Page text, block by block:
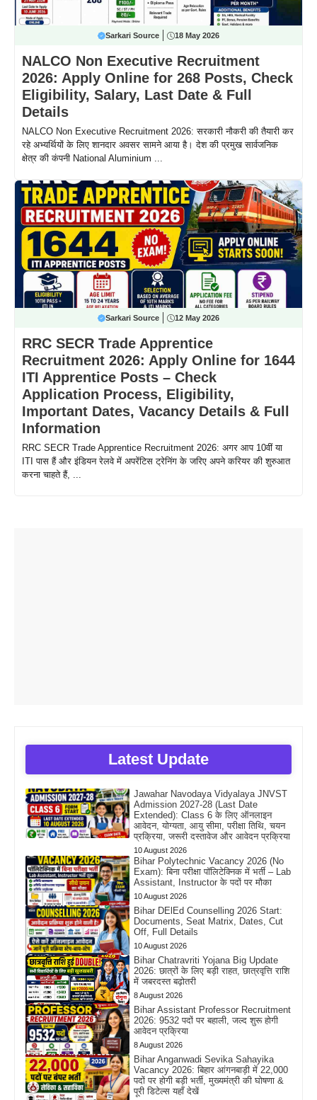
Sarkari Source 18 May 2026
NALCO Non Executive Recruitment
2026: Apply Online for 268 Posts, Check
Eligibility, Salary, Last Date & Full
Details
NALCO Non Executive Recruitment 2026: सरकारी नौकरी की तैयारी कर
रहे अभ्यर्थियों के लिए शानदार अवसर सामने आया है। देश की प्रमुख सार्वजनिक
क्षेत्र की कंपनी National Aluminium ...
Sarkari Source 12 May 2026
RRC SECR Trade Apprentice
Recruitment 2026: Apply Online for 1644
ITI Apprentice Posts – Check
Application Process, Eligibility,
Important Dates, Vacancy Details & Full
Information
RRC SECR Trade Apprentice Recruitment 2026: अगर आप 10वीं या
ITI पास हैं और इंडियन रेलवे में अपरेंटिस ट्रेनिंग के जरिए अपने करियर की शुरुआत
करना चाहते हैं, ...
Latest Update
Jawahar Navodaya Vidyalaya JNVST
Admission 2027-28 (Last Date
Extended): Class 6 के लिए ऑनलाइन
आवेदन, योग्यता, आयु सीमा, परीक्षा तिथि, चयन
प्रक्रिया, जरूरी दस्तावेज और आवेदन प्रक्रिया
10 August 2026
Bihar Polytechnic Vacancy 2026 (No
Exam): बिना परीक्षा पॉलिटेक्निक में भर्ती – Lab
Assistant, Instructor के पदों पर मौका
10 August 2026
Bihar DElEd Counselling 2026 Start:
Documents, Seat Matrix, Dates, Cut
Off, Full Details
10 August 2026
Bihar Chatravriti Yojana Big Update
2026: छात्रों के लिए बड़ी राहत, छात्रवृत्ति राशि
में जबरदस्त बढ़ोतरी
8 August 2026
Bihar Assistant Professor Recruitment
2026: 9532 पदों पर बहाली, जल्द शुरू होगी
आवेदन प्रक्रिया
8 August 2026
Bihar Anganwadi Sevika Sahayika
Vacancy 2026: बिहार आंगनबाड़ी में 22,000
पदों पर होगी बड़ी भर्ती, मुख्यमंत्री की घोषणा &
पूरी डिटेल्स यहाँ देखें